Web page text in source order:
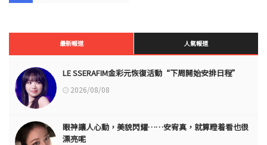
最新報道 人氣報道
LE SSERAFIM金彩元恢復活動“下周開始安排日程”
2026/08/08
眼神讓人心動，美貌閃耀……安宥真，就算瞪着看也很
漂亮呢